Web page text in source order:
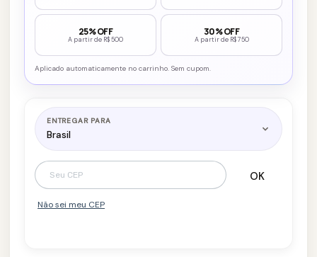
25% OFF
A partir de R$ 500
30% OFF
A partir de R$ 750
Aplicado automaticamente no carrinho. Sem cupom.
ENTREGAR PARA
Brasil
Entregas para o CEP: Alterar CEP
OK
Não sei meu CEP